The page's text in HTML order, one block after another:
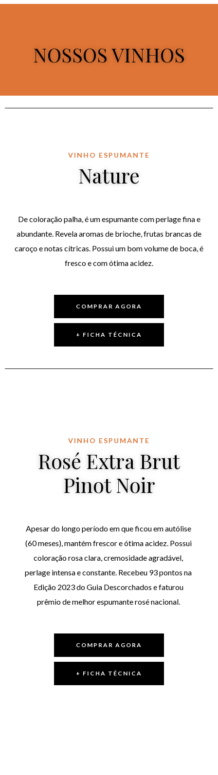
NOSSOS VINHOS
VINHO ESPUMANTE
Nature
De coloração palha, é um espumante com perlage fina e
abundante. Revela aromas de brioche, frutas brancas de
caroço e notas cítricas. Possui um bom volume de boca, é
fresco e com ótima acidez.
COMPRAR AGORA
+ FICHA TÉCNICA
VINHO ESPUMANTE
Rosé Extra Brut
Pinot Noir
Apesar do longo período em que ficou em autólise
(60 meses), mantém frescor e ótima acidez. Possui
coloração rosa clara, cremosidade agradável,
perlage intensa e constante. Recebeu 93 pontos na
Edição 2023 do Guia Descorchados e faturou
prêmio de melhor espumante rosé nacional.
COMPRAR AGORA
+ FICHA TÉCNICA